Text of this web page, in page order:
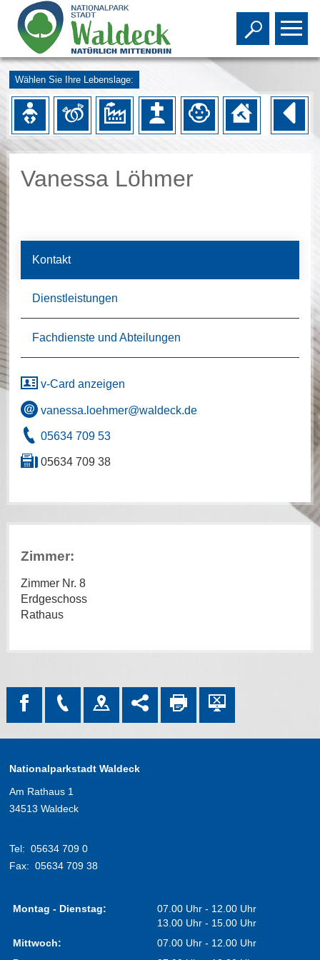
Toggle
Wählen Sie Ihre Lebenslage:
Vanessa Löhmer
Kontakt
Dienstleistungen
Fachdienste und Abteilungen
v-Card anzeigen
vanessa.loehmer@waldeck.de
05634 709 53
05634 709 38
Zimmer:
Zimmer Nr. 8
Erdgeschoss
Rathaus
Nationalparkstadt Waldeck
Am Rathaus 1
34513 Waldeck
Tel: 05634 709 0
Fax: 05634 709 38
Montag - Dienstag:
07.00 Uhr - 12.00 Uhr
13.00 Uhr - 15.00 Uhr
Mittwoch:
07.00 Uhr - 12.00 Uhr